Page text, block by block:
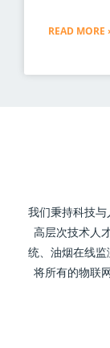
READ MORE
我们秉持科技
高层次技术人
统、油烟在线监
将所有的物联